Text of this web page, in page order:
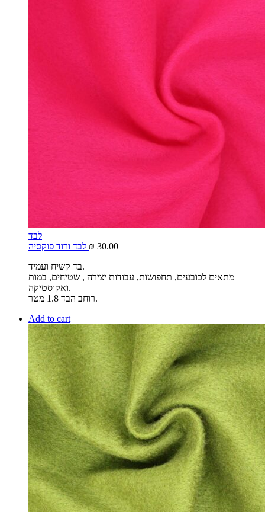
לבד
₪ 30.00
בד קשיח ועמיד.
מתאים לכובעים, תחפושות, עבודות יצירה , שטיחים, במות
ואקוסטיקה.
רוחב הבד 1.8 מטר.
Add to cart